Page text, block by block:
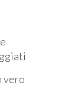
vero